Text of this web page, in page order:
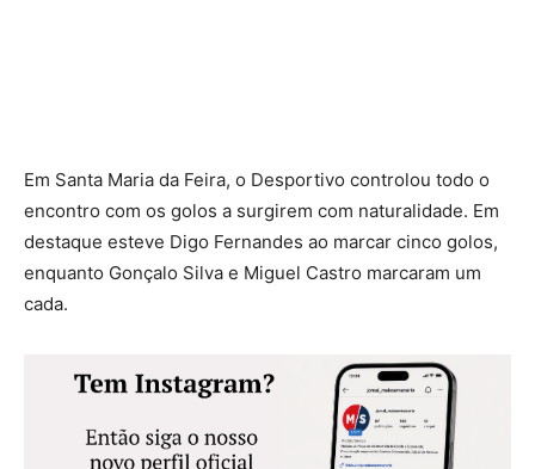
Em Santa Maria da Feira, o Desportivo controlou todo o
encontro com os golos a surgirem com naturalidade. Em
destaque esteve Digo Fernandes ao marcar cinco golos,
enquanto Gonçalo Silva e Miguel Castro marcaram um
cada.